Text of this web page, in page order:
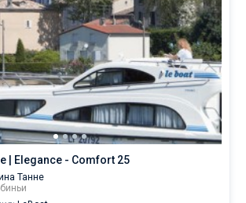
| Elegance - Comfort 25
Танне